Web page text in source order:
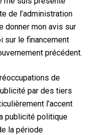
de l’administration
donner mon avis sur
sur le financement
précédent.
de
par des tiers
l’accent
publicité politique
la période